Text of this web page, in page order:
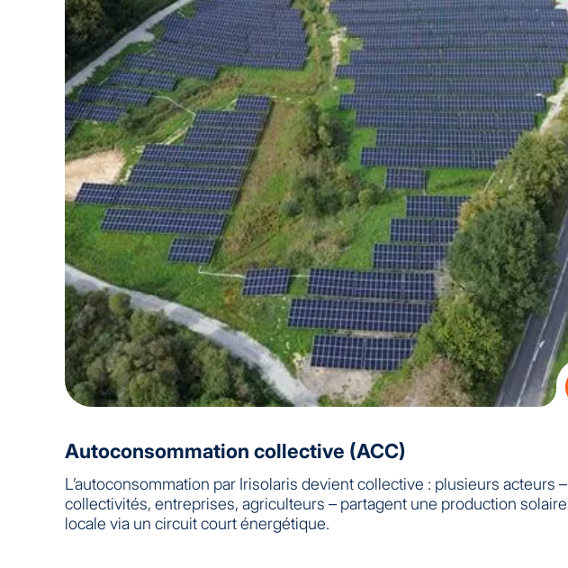
Autoconsommation collective (ACC)
L’autoconsommation par Irisolaris devient collective : plusieurs acteurs –
collectivités, entreprises, agriculteurs – partagent une production solaire
locale via un circuit court énergétique.